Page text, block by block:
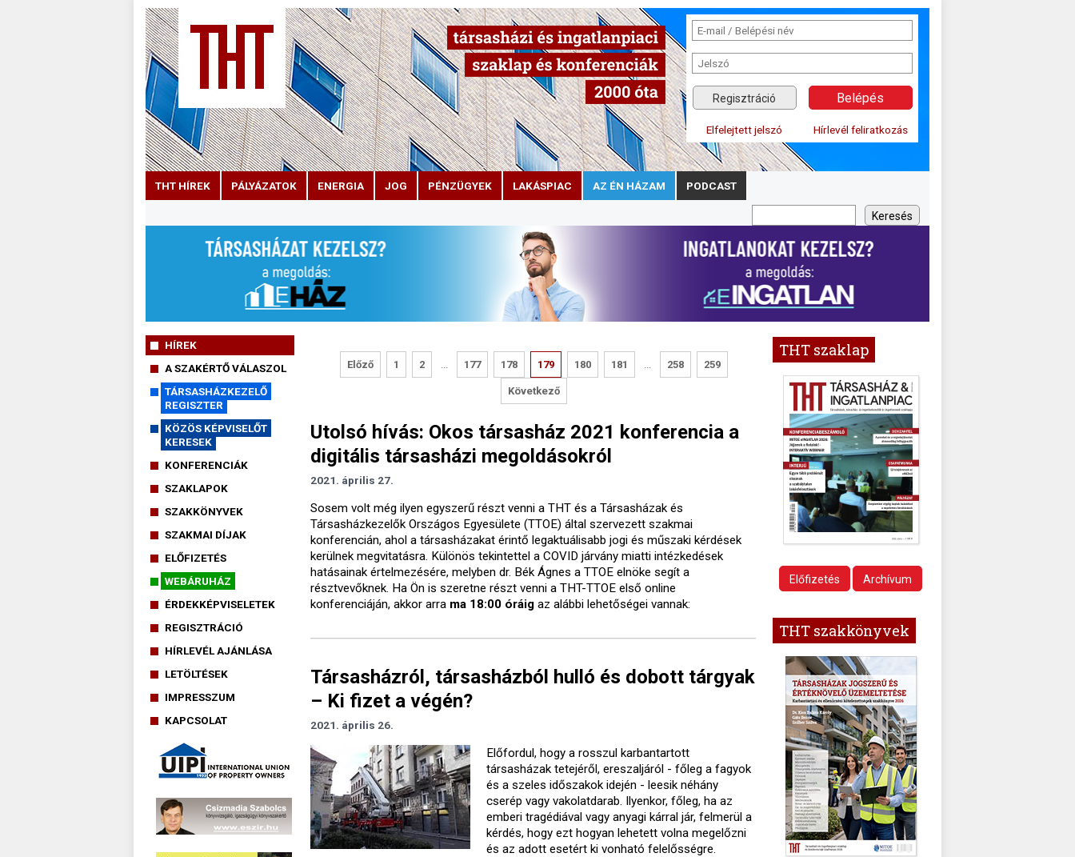
Regisztráció
Elfelejtett jelszó Hírlevél feliratkozás
THT HÍREK PÁLYÁZATOK ENERGIA JOG PÉNZÜGYEK LAKÁSPIAC AZ ÉN HÁZAM PODCAST
HÍREK
A SZAKÉRTŐ VÁLASZOL
TÁRSASHÁZKEZELŐ
REGISZTER
KÖZÖS KÉPVISELŐT
KERESEK
KONFERENCIÁK
SZAKLAPOK
SZAKKÖNYVEK
SZAKMAI DÍJAK
ELŐFIZETÉS
WEBÁRUHÁZ
ÉRDEKKÉPVISELETEK
REGISZTRÁCIÓ
HÍRLEVÉL AJÁNLÁSA
LETÖLTÉSEK
IMPRESSZUM
KAPCSOLAT
Előző 1 2 177 178 179 180 181 258 259
Következő
Utolsó hívás: Okos társasház 2021 konferencia a
digitális társasházi megoldásokról
2021. április 27.
Sosem volt még ilyen egyszerű részt venni a THT és a Társasházak és
Társasházkezelők Országos Egyesülete (TTOE) által szervezett szakmai
konferencián, ahol a társasházakat érintő legaktuálisabb jogi és műszaki kérdések
kerülnek megvitatásra. Különös tekintettel a COVID járvány miatti intézkedések
hatásainak értelmezésére, melyben dr. Bék Ágnes a TTOE elnöke segít a
résztvevőknek. Ha Ön is szeretne részt venni a THT-TTOE első online
konferenciáján, akkor arra ma 18:00 óráigaz alábbi lehetőségei vannak:
Társasházról, társasházból hulló és dobott tárgyak
– Ki fizet a végén?
2021. április 26.
Előfordul, hogy a rosszul karbantartott
társasházak tetejéről, ereszaljáról - főleg a fagyok
és a szeles időszakok idején - leesik néhány
cserép vagy vakolatdarab. Ilyenkor, főleg, ha az
emberi tragédiával vagy anyagi kárral jár, felmerül a
kérdés, hogy ezt hogyan lehetett volna megelőzni
és az adott esetért ki vonható felelősségre.
THT szaklap
Előfizetés Archívum
THT szakkönyvek